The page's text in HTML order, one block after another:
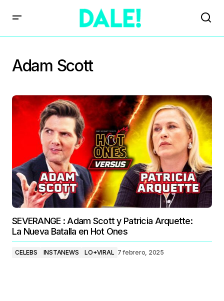
Adam Scott
SEVERANGE : Adam Scott y Patricia Arquette:
La Nueva Batalla en Hot Ones
CELEBS INSTANEWS LO+VIRAL 7 febrero, 2025